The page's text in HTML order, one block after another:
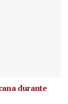
durante